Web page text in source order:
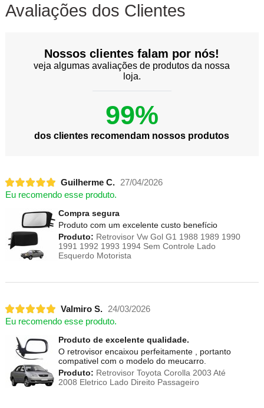
Avaliações dos Clientes
Nossos clientes falam por nós!
veja algumas avaliações de produtos da nossa
loja.
99%
dos clientes recomendam nossos produtos
Guilherme C.
27/04/2026
Eu recomendo esse produto.
Compra segura
Produto com um excelente custo benefício
Produto: Retrovisor Vw Gol G1 1988 1989 1990
1991 1992 1993 1994 Sem Controle Lado
Esquerdo Motorista
Valmiro S.
24/03/2026
Eu recomendo esse produto.
Produto de excelente qualidade.
O retrovisor encaixou perfeitamente , portanto
compativel com o modelo do meucarro.
Produto: Retrovisor Toyota Corolla 2003 Até
2008 Eletrico Lado Direito Passageiro